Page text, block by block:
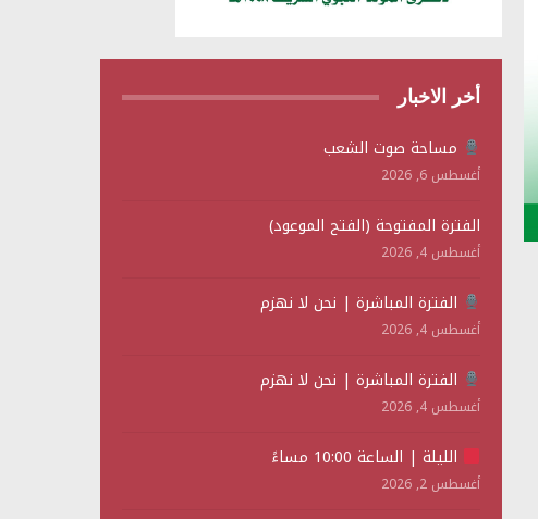
أخر الاخبار
مساحة صوت الشعب
أغسطس 6, 2026
الفترة المفتوحة (الفتح الموعود)
أغسطس 4, 2026
الفترة المباشرة | نحن لا نهزم
أغسطس 4, 2026
الفترة المباشرة | نحن لا نهزم
أغسطس 4, 2026
الليلة | الساعة 10:00 مساءً
أغسطس 2, 2026